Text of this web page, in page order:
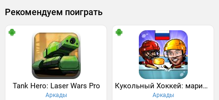
Рекомендуем поиграть
Tank Hero: Laser Wars Pro
Аркады
Кукольный Хоккей: марионетка 2018
Аркады